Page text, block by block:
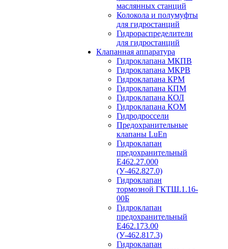
маслянных станций
Колокола и полумуфты
для гидростанций
Гидрораспределители
для гидростанций
Клапанная аппаратура
Гидроклапана МКПВ
Гидроклапана МКРВ
Гидроклапана КРМ
Гидроклапана КПМ
Гидроклапана КОЛ
Гидроклапана КОМ
Гидродроссели
Предохранительные
клапаны LuEn
Гидроклапан
предохранительный
Е462.27.000
(У-462.827.0)
Гидроклапан
тормозной ГКТШ.1.16-
00Б
Гидроклапан
предохранительный
Е462.173.00
(У-462.817.3)
Гидроклапан